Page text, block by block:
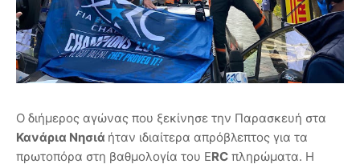
Ο διήμερος αγώνας που ξεκίνησε την Παρασκευή στα
Κανάρια Νησιά ήταν ιδιαίτερα απρόβλεπτος για τα
πρωτοπόρα στη βαθμολογία του ERC πληρώματα. Η